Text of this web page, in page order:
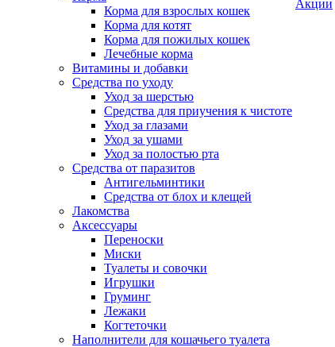
Корма для взрослых кошек
Корма для котят
Корма для пожилых кошек
Лечебные корма
Витамины и добавки
Средства по уходу
Уход за шерстью
Средства для приучения к чистоте
Уход за глазами
Уход за ушами
Уход за полостью рта
Средства от паразитов
Антигельминтики
Средства от блох и клещей
Лакомства
Аксессуары
Переноски
Миски
Туалеты и совочки
Игрушки
Груминг
Лежаки
Когтеточки
Наполнители для кошачьего туалета
Акции